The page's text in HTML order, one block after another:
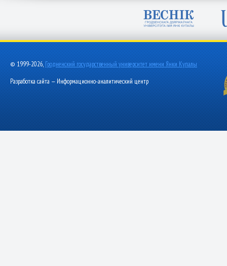
© 1999-2026, Гродненский государственный университет имени Янки Купалы
Разработка сайта — Информационно-аналитический центр